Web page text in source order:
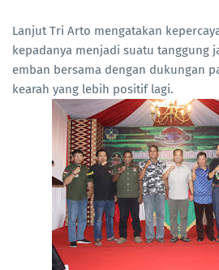
Lanjut Tri Arto mengatakan
kepadanya menjadi suatu tanggung
emban bersama dengan dukungan
kearah yang lebih positif lagi.